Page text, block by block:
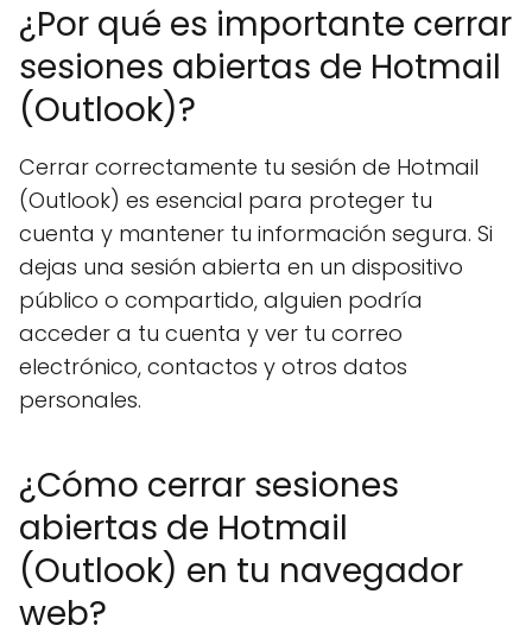
¿Por qué es importante cerrar
sesiones abiertas de Hotmail
(Outlook)?
Cerrar correctamente tu sesión de Hotmail
(Outlook) es esencial para proteger tu
cuenta y mantener tu información segura. Si
dejas una sesión abierta en un dispositivo
público o compartido, alguien podría
acceder a tu cuenta y ver tu correo
electrónico, contactos y otros datos
personales.
¿Cómo cerrar sesiones
abiertas de Hotmail
(Outlook) en tu navegador
web?